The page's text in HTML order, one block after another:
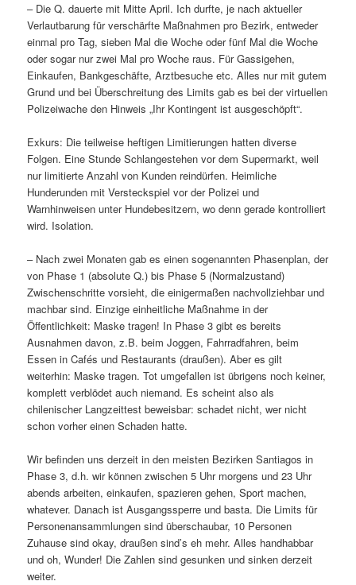
– Die Q. dauerte mit Mitte April. Ich durfte, je nach aktueller
Verlautbarung für verschärfte Maßnahmen pro Bezirk, entweder
einmal pro Tag, sieben Mal die Woche oder fünf Mal die Woche
oder sogar nur zwei Mal pro Woche raus. Für Gassigehen,
Einkaufen, Bankgeschäfte, Arztbesuche etc. Alles nur mit gutem
Grund und bei Überschreitung des Limits gab es bei der virtuellen
Polizeiwache den Hinweis „Ihr Kontingent ist ausgeschöpft“.
Exkurs: Die teilweise heftigen Limitierungen hatten diverse
Folgen. Eine Stunde Schlangestehen vor dem Supermarkt, weil
nur limitierte Anzahl von Kunden reindürfen. Heimliche
Hunderunden mit Versteckspiel vor der Polizei und
Warnhinweisen unter Hundebesitzern, wo denn gerade kontrolliert
wird. Isolation.
– Nach zwei Monaten gab es einen sogenannten Phasenplan, der
von Phase 1 (absolute Q.) bis Phase 5 (Normalzustand)
Zwischenschritte vorsieht, die einigermaßen nachvollziehbar und
machbar sind. Einzige einheitliche Maßnahme in der
Öffentlichkeit: Maske tragen! In Phase 3 gibt es bereits
Ausnahmen davon, z.B. beim Joggen, Fahrradfahren, beim
Essen in Cafés und Restaurants (draußen). Aber es gilt
weiterhin: Maske tragen. Tot umgefallen ist übrigens noch keiner,
komplett verblödet auch niemand. Es scheint also als
chilenischer Langzeittest beweisbar: schadet nicht, wer nicht
schon vorher einen Schaden hatte.
Wir befinden uns derzeit in den meisten Bezirken Santiagos in
Phase 3, d.h. wir können zwischen 5 Uhr morgens und 23 Uhr
abends arbeiten, einkaufen, spazieren gehen, Sport machen,
whatever. Danach ist Ausgangssperre und basta. Die Limits für
Personenansammlungen sind überschaubar, 10 Personen
Zuhause sind okay, draußen sind’s eh mehr. Alles handhabbar
und oh, Wunder! Die Zahlen sind gesunken und sinken derzeit
weiter.